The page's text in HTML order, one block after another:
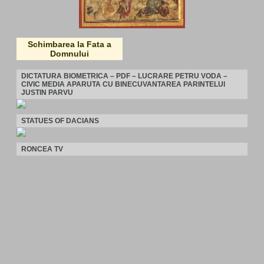
Schimbarea la Fata a
Domnului
DICTATURA BIOMETRICA – PDF – LUCRARE PETRU VODA –
CIVIC MEDIA APARUTA CU BINECUVANTAREA PARINTELUI
JUSTIN PARVU
STATUES OF DACIANS
RONCEA TV